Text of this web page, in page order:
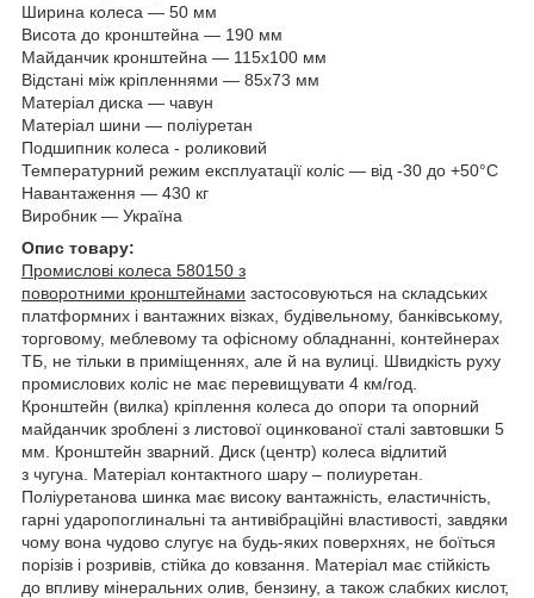
Ширина колеса — 50 мм
Висота до кронштейна — 190 мм
Майданчик кронштейна — 115х100 мм
Відстані між кріпленнями — 85х73 мм
Матеріал диска — чавун
Матеріал шини — поліуретан
Подшипник колеса - роликовий
Температурний режим експлуатації коліс — від -30 до +50°С
Навантаження — 430 кг
Виробник — Україна
Опис товару:
Промислові колеса 580150 з
поворотними кронштейнами застосовуються на складських
платформних і вантажних візках, будівельному, банківському,
торговому, меблевому та офісному обладнанні, контейнерах
ТБ, не тільки в приміщеннях, але й на вулиці. Швидкість руху
промислових коліс не має перевищувати 4 км/год.
Кронштейн (вилка) кріплення колеса до опори та опорний
майданчик зроблені з листової оцинкованої сталі завтовшки 5
мм. Кронштейн зварний. Диск (центр) колеса відлитий
з чугуна. Матеріал контактного шару – полиуретан.
Поліуретанова шинка має високу вантажність, еластичність,
гарні ударопоглинальні та антивібраційні властивості, завдяки
чому вона чудово слугує на будь-яких поверхнях, не боїться
порізів і розривів, стійка до ковзання. Матеріал має стійкість
до впливу мінеральних олив, бензину, а також слабких кислот,